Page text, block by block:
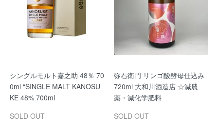
シングルモルト嘉之助 48％ 70
0ml “SINGLE MALT KANOSU
KE 48% 700ml
SOLD OUT
弥右衛門 リンゴ酸酵母仕込み
720ml 大和川酒造店 ☆減農
薬・減化学肥料
SOLD OUT